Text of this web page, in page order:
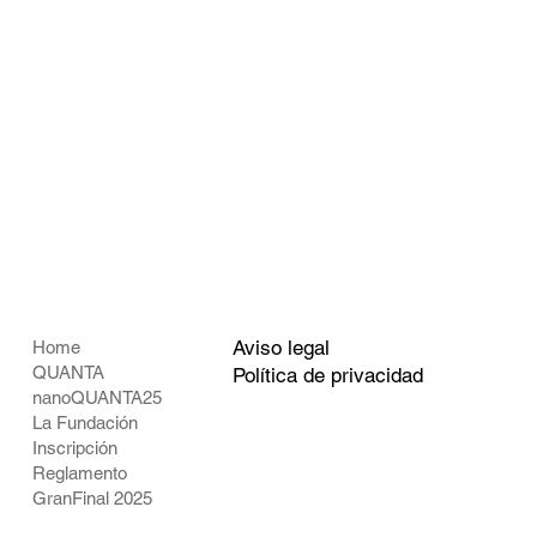
Home
QUANTA
nanoQUANTA25
La Fundación
Inscripción
Reglamento
GranFinal 2025
Aviso legal
Política de privacidad